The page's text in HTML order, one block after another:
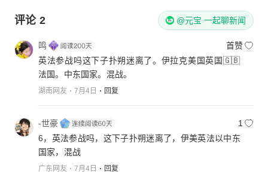
评论 2 @元宝 一起聊新闻
鸣
首赞
英法参战吗这下子扑朔迷离了。伊拉克美国英国🇬🇧
法国。中东国家。混战。
湖南网友 7月4日 回复
-世豪
1
6，英法参战吗，这下子扑朔迷离了，伊美英法以中东
国家，混战
广东网友 7月4日 回复